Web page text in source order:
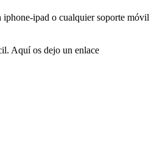
ipad o cualquier soporte móvil
Aquí os dejo un enlace